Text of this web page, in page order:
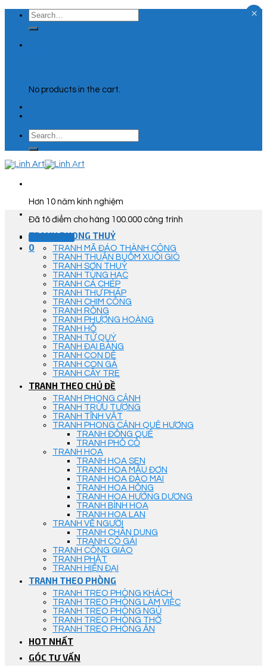
Skip
content
Search
for:
No products in the cart.
Search
for:
Hơn 10 năm kinh nghiệm
Đã tô điểm cho hàng 100.000 công trình
Góc Tư Vấn
0
TRANH PHONG THUỶ
TRANH MÃ ĐÁO THÀNH CÔNG
TRANH THUẬN BUỒM XUÔI GIÓ
TRANH SƠN THUỶ
TRANH TÙNG HẠC
TRANH CÁ CHÉP
TRANH THƯ PHÁP
TRANH CHIM CÔNG
TRANH RỒNG
TRANH PHƯỢNG HOÀNG
TRANH HỔ
TRANH TỨ QUÝ
TRANH ĐẠI BÀNG
TRANH CON DÊ
TRANH CON GÀ
TRANH CÂY TRE
TRANH THEO CHỦ ĐỀ
TRANH PHONG CẢNH
TRANH TRỪU TƯỢNG
TRANH TĨNH VẬT
TRANH PHONG CẢNH QUÊ HƯƠNG
TRANH ĐỒNG QUÊ
TRANH PHỐ CỔ
TRANH HOA
TRANH HOA SEN
TRANH HOA MẪU ĐƠN
TRANH HOA ĐÀO MAI
TRANH HOA HỒNG
TRANH HOA HƯỚNG DƯƠNG
TRANH BÌNH HOA
TRANH HOA LAN
TRANH VẼ NGƯỜI
TRANH CHÂN DUNG
TRANH CÔ GÁI
TRANH CÔNG GIÁO
TRANH PHẬT
TRANH HIỆN ĐẠI
TRANH THEO PHÒNG
TRANH TREO PHÒNG KHÁCH
TRANH TREO PHÒNG LÀM VIỆC
TRANH TREO PHÒNG NGỦ
TRANH TREO PHÒNG THỜ
TRANH TREO PHÒNG ĂN
HOT NHẤT
GÓC TƯ VẤN
×